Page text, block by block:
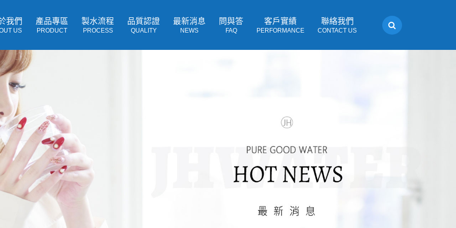
我們
US
產品專區
PRODUCT
製水流程
PROCESS
品質認證
QUALITY
最新消息
NEWS
問與答
FAQ
客戶實績
PERFORMANCE
聯絡我們
CONTACT US